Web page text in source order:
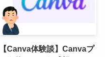
【Canva体験談】Canvaプ